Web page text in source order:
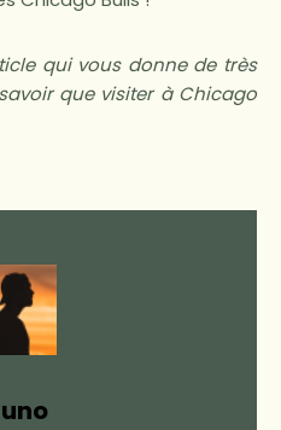
qui vous donne de très
que visiter à Chicago